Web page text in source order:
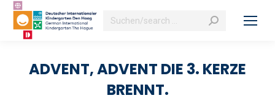
Search:
ADVENT, ADVENT DIE 3. KERZE
BRENNT.